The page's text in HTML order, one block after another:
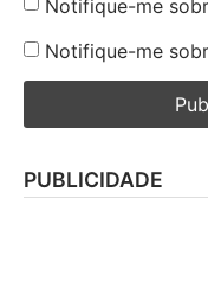
Notifique-me
Notifique-me
PUBLICIDADE